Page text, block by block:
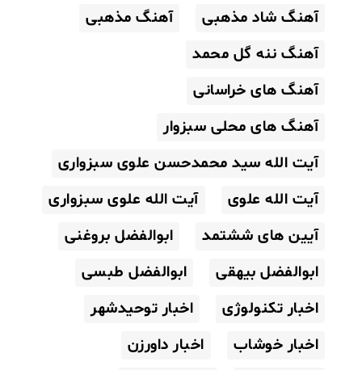
آهنگ شاد مذهبی
آهنگ مذهبی
آهنگ ننه گل محمد
آهنگ های خراسانی
آهنگ های محلی سبزوار
آیت الله سید محمدحسن علوی سبزواری
آیت الله علوی
آیت الله علوی سبزواری
آیین های ششتمد
ابوالفضل بروغنی
ابوالفضل بیهقی
ابوالفضل طبسی
اخبار تکنولوژی
اخبار توحیدشهر
اخبار خوشاب
اخبار داورزن